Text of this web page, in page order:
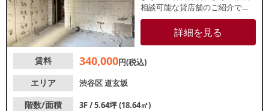
相談可能な貸店舗のご紹介で
す。内装デザイン自由なスケル
トン引き渡し。約5.63坪のコン
パクトな店舗です。諸条件等、
詳細を見る
賃料 340,000円(税込)
エリア
渋谷区道玄坂
階数/面積
3F / 5.64坪 (18.64㎡)